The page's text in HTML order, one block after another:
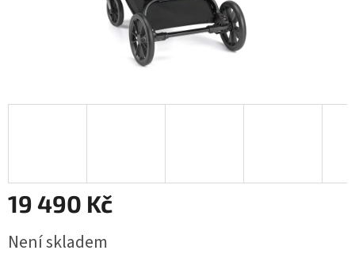
19 490 Kč
cena:
Není skladem